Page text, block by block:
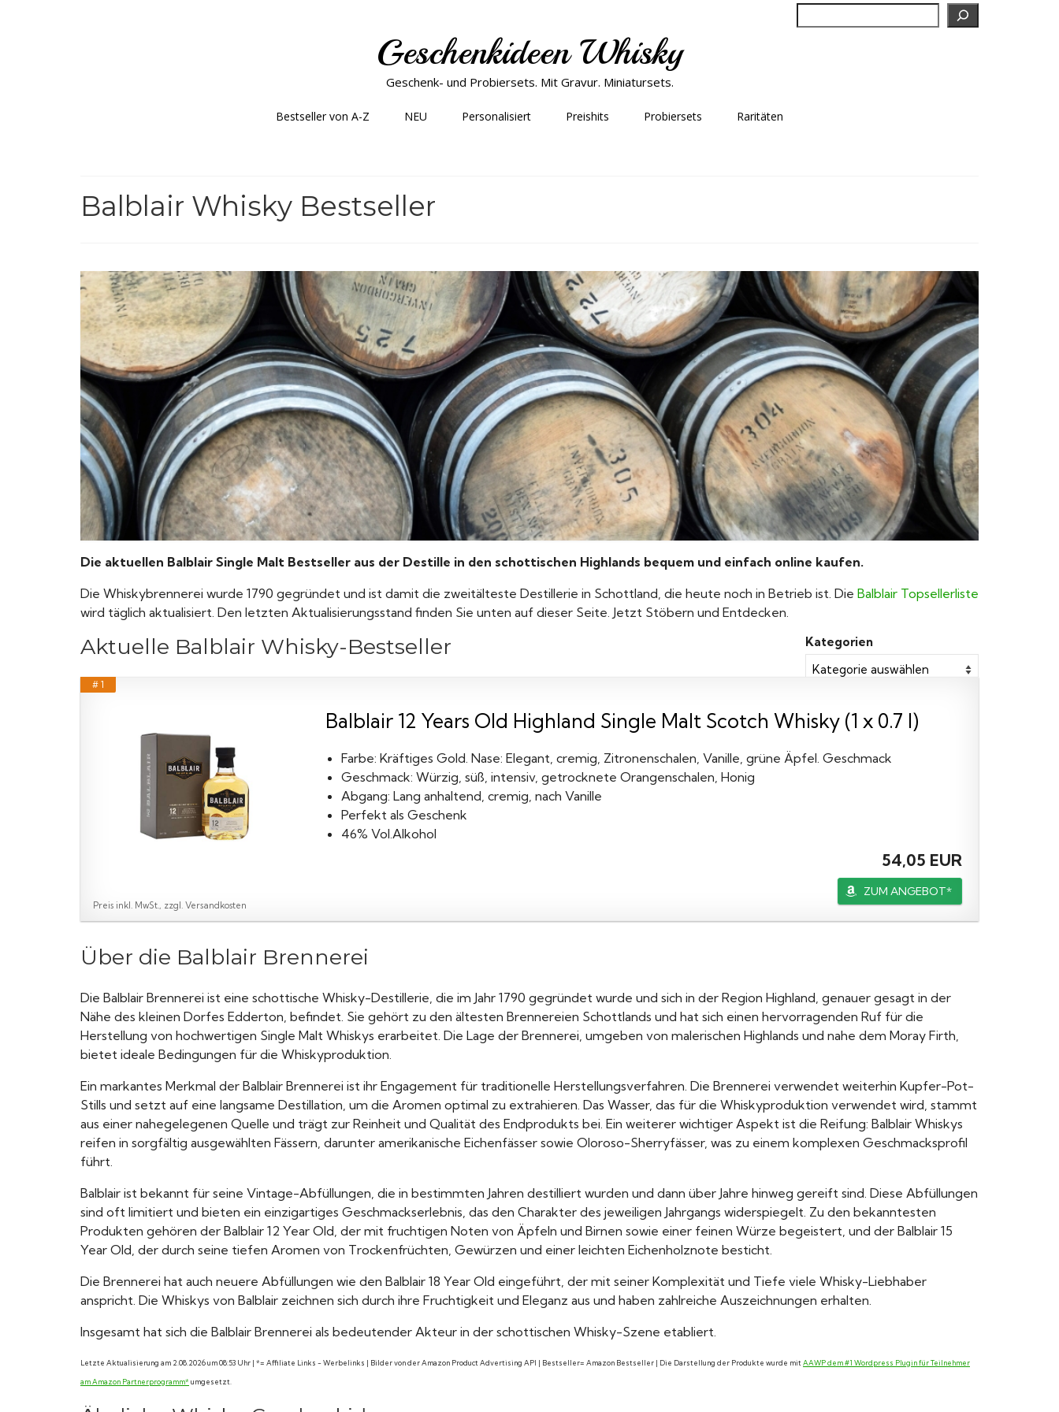
Suchen
Geschenkideen Whisky
Geschenk- und Probiersets. Mit Gravur. Miniatursets.
Bestseller von A-Z NEU Personalisiert Preishits Probiersets Raritäten
Balblair Whisky Bestseller
Die aktuellen Balblair Single Malt Bestseller aus der Destille in den schottischen Highlands bequem und einfach online kaufen.
Die Whiskybrennerei wurde 1790 gegründet und ist damit die zweitälteste Destillerie in Schottland, die heute noch in Betrieb ist. Die Balblair Topsellerliste
wird täglich aktualisiert. Den letzten Aktualisierungsstand finden Sie unten auf dieser Seite. Jetzt Stöbern und Entdecken.
Kategorien
Aktuelle Balblair Whisky-Bestseller
# 1
Balblair 12 Years Old Highland Single Malt Scotch Whisky (1 x 0.7 l)
Farbe: Kräftiges Gold. Nase: Elegant, cremig, Zitronenschalen, Vanille, grüne Äpfel. Geschmack
Geschmack: Würzig, süß, intensiv, getrocknete Orangenschalen, Honig
Abgang: Lang anhaltend, cremig, nach Vanille
Perfekt als Geschenk
46% Vol.Alkohol
54,05 EUR
ZUM ANGEBOT*
Preis inkl. MwSt., zzgl. Versandkosten
Über die Balblair Brennerei
Die Balblair Brennerei ist eine schottische Whisky-Destillerie, die im Jahr 1790 gegründet wurde und sich in der Region Highland, genauer gesagt in der
Nähe des kleinen Dorfes Edderton, befindet. Sie gehört zu den ältesten Brennereien Schottlands und hat sich einen hervorragenden Ruf für die
Herstellung von hochwertigen Single Malt Whiskys erarbeitet. Die Lage der Brennerei, umgeben von malerischen Highlands und nahe dem Moray Firth,
bietet ideale Bedingungen für die Whiskyproduktion.
Ein markantes Merkmal der Balblair Brennerei ist ihr Engagement für traditionelle Herstellungsverfahren. Die Brennerei verwendet weiterhin Kupfer-Pot-
Stills und setzt auf eine langsame Destillation, um die Aromen optimal zu extrahieren. Das Wasser, das für die Whiskyproduktion verwendet wird, stammt
aus einer nahegelegenen Quelle und trägt zur Reinheit und Qualität des Endprodukts bei. Ein weiterer wichtiger Aspekt ist die Reifung: Balblair Whiskys
reifen in sorgfältig ausgewählten Fässern, darunter amerikanische Eichenfässer sowie Oloroso-Sherryfässer, was zu einem komplexen Geschmacksprofil
führt.
Balblair ist bekannt für seine Vintage-Abfüllungen, die in bestimmten Jahren destilliert wurden und dann über Jahre hinweg gereift sind. Diese Abfüllungen
sind oft limitiert und bieten ein einzigartiges Geschmackserlebnis, das den Charakter des jeweiligen Jahrgangs widerspiegelt. Zu den bekanntesten
Produkten gehören der Balblair 12 Year Old, der mit fruchtigen Noten von Äpfeln und Birnen sowie einer feinen Würze begeistert, und der Balblair 15
Year Old, der durch seine tiefen Aromen von Trockenfrüchten, Gewürzen und einer leichten Eichenholznote besticht.
Die Brennerei hat auch neuere Abfüllungen wie den Balblair 18 Year Old eingeführt, der mit seiner Komplexität und Tiefe viele Whisky-Liebhaber
anspricht. Die Whiskys von Balblair zeichnen sich durch ihre Fruchtigkeit und Eleganz aus und haben zahlreiche Auszeichnungen erhalten.
Insgesamt hat sich die Balblair Brennerei als bedeutender Akteur in der schottischen Whisky-Szene etabliert.
Letzte Aktualisierung am 2.08.2026 um 08:53 Uhr | *= Affiliate Links - Werbelinks | Bilder von der Amazon Product Advertising API | Bestseller= Amazon Bestseller | Die Darstellung der Produkte wurde mitAAWP dem #1 Wordpress Plugin für Teilnehmer
am Amazon Partnerprogramm*umgesetzt.